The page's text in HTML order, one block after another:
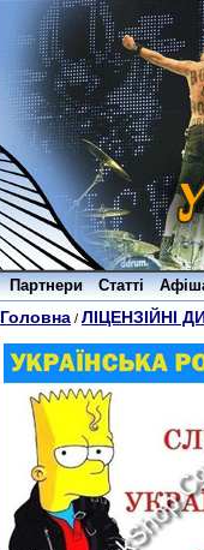
Партнери Статті
Головна / ЛІЦЕНЗІЙНІ